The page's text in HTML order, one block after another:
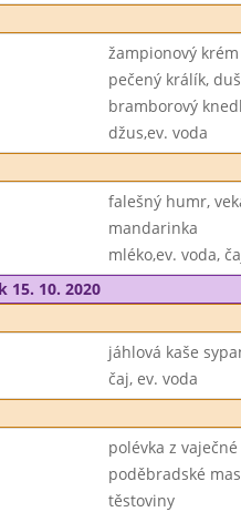
žampionový krém
pečený králík,
bramborový
džus,ev. voda
falešný humr,
mandarinka
mléko,ev. voda,
15. 10. 2020
jáhlová kaše
čaj, ev. voda
polévka z
poděbradské
těstoviny